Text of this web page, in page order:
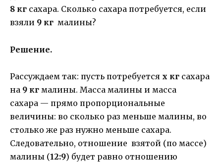
8 кг сахара. Сколько сахара потребуется, если
взяли 9 кг малины?
Решение.
Рассуждаем так: пусть потребуется х кг сахара
на 9 кг малины. Масса малины и масса
сахара — прямо пропорциональные
величины: во сколько раз меньше малины, во
столько же раз нужно меньше сахара.
Следовательно, отношение взятой (по массе)
малины (12:9) будет равно отношению